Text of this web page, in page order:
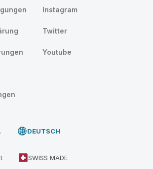
Instagram
Twitter
Youtube
DEUTSCH
SWISS MADE